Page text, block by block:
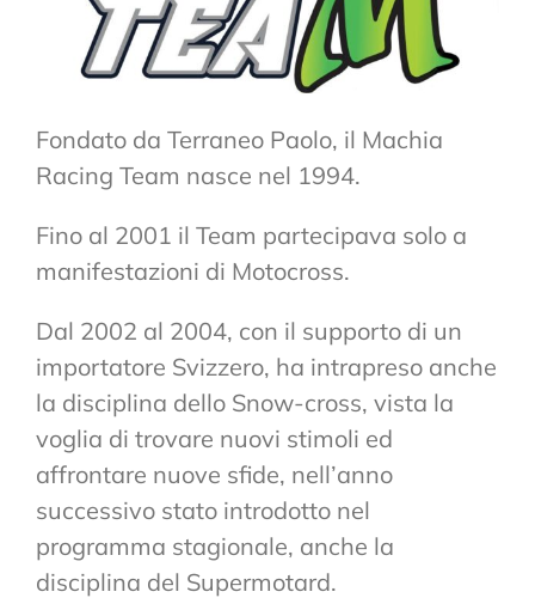
Fondato da Terraneo Paolo, il Machia
Racing Team nasce nel 1994.
Fino al 2001 il Team partecipava solo a
manifestazioni di Motocross.
Dal 2002 al 2004, con il supporto di un
importatore Svizzero, ha intrapreso anche
la disciplina dello Snow-cross, vista la
voglia di trovare nuovi stimoli ed
affrontare nuove sfide, nell’anno
successivo stato introdotto nel
programma stagionale, anche la
disciplina del Supermotard.